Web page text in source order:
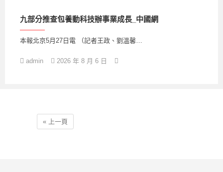
九部分推查包養動科技辦事業成長_中國網
本報北京5月27日電 （記者王政、劉溫馨…
admin 2026 年 8 月 6 日
« 上一頁